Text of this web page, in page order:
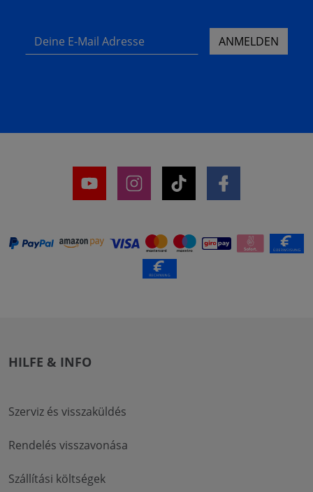
Deine E-Mail Adresse ANMELDEN
HILFE & INFO
Szerviz és visszaküldés
Rendelés visszavonása
Szállítási költségek